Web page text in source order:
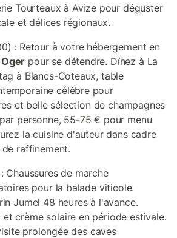
Tourteaux à Avize pour déguster
et délices régionaux.
: Retour à votre hébergement en
pour se détendre. Dînez à La
à Blancs-Coteaux, table
célèbre pour
et belle sélection de champagnes
personne, 55-75 € pour menu
la cuisine d'auteur dans cadre
raffinement.
Chaussures de marche
pour la balade viticole.
Jumel 48 heures à l'avance.
crème solaire en période estivale.
prolongée des caves